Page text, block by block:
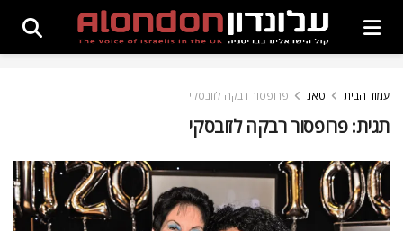
עמוד הבית טאג פרופסור רבקה לזובסקי
תגית:פרופסור רבקה לזובסקי